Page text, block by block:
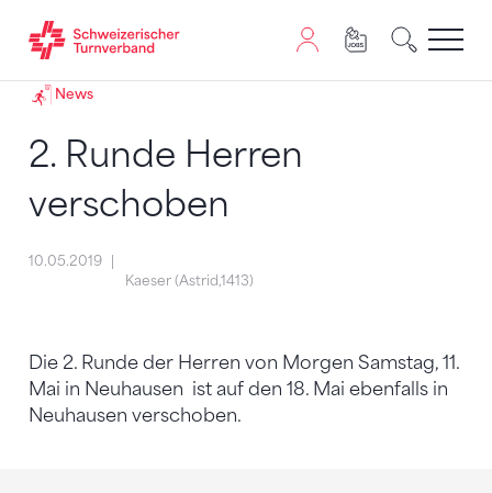
Zum Inhalt springen
Zur Sitemap navigieren
Zum Navigieren dieser Seite wird JavaScript benötigt.
News
2. Runde Herren
verschoben
10.05.2019
Kaeser (Astrid,1413)
Die 2. Runde der Herren von Morgen Samstag, 11.
Mai in Neuhausen ist auf den 18. Mai ebenfalls in
Neuhausen verschoben.